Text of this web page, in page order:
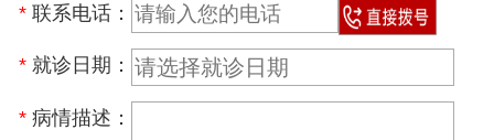
*联系电话：
*就诊日期：
*病情描述：